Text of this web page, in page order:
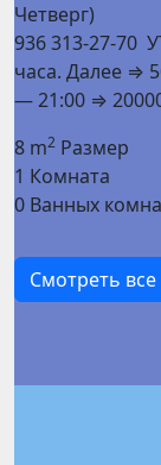
Четверг)
936 313-27-70
часа. Далее ⇒
— 21:00 ⇒
8 m2 Размер
1 Комната
0 Ванных
Смотреть